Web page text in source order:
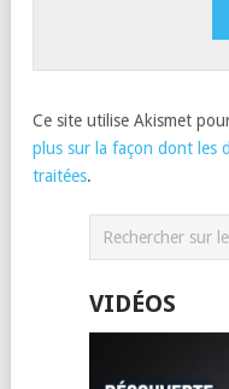
Ce site utilise Akismet
plus sur la façon dont les
traitées.
VIDÉOS